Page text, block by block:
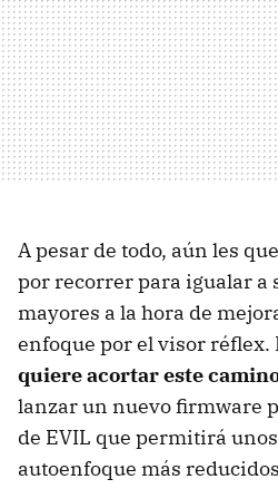
A pesar de todo, aún les
por recorrer para igualar a
mayores a la hora de
enfoque por el visor réflex.
quiere acortar este
lanzar un nuevo firmware
de EVIL que permitirá
autoenfoque más